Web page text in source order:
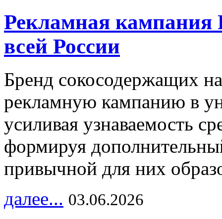
Рекламная
всей России
Бренд сокосодержащих
рекламную кампанию в
усиливая узнаваемость
формируя
привычной для них
далее... 03.06.2026